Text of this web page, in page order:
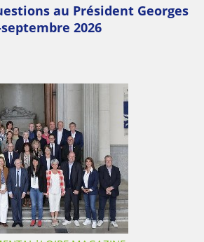
au Président Georges
2026